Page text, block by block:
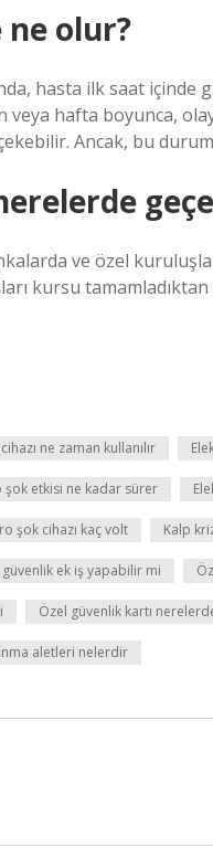
olur?
hasta ilk saat içinde
veya hafta boyunca,
Ancak, bu
ve özel
kursu
ne zaman kullanılır
şok etkisi ne kadar sürer
şok cihazı kaç volt Kalp
güvenlik ek iş yapabilir mi
Özel güvenlik kartı
aletleri nelerdir